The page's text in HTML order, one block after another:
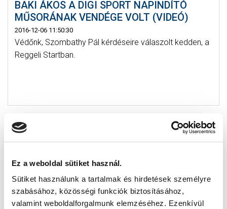
Ez a weboldal sütiket használ.
Sütiket használunk a tartalmak és hirdetések személyre
szabásához, közösségi funkciók biztosításához,
valamint weboldalforgalmunk elemzéséhez. Ezenkívül
BAKI ÁKOS A DIGI SPORT NAPINDÍTÓ
MŰSORÁNAK VENDÉGE VOLT (VIDEÓ)
2016-12-06 11:50:30
Védőnk, Szombathy Pál kérdéseire válaszolt kedden, a
Reggeli Startban.